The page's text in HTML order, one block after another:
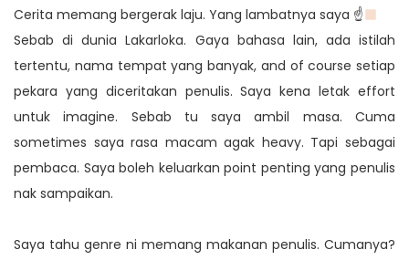
Cerita memang bergerak laju. Yang lambatnya saya ☝
Sebab di dunia Lakarloka. Gaya bahasa lain, ada istilah
tertentu, nama tempat yang banyak, and of course setiap
pekara yang diceritakan penulis. Saya kena letak effort
untuk imagine. Sebab tu saya ambil masa. Cuma
sometimes saya rasa macam agak heavy. Tapi sebagai
pembaca. Saya boleh keluarkan point penting yang penulis
nak sampaikan.
Saya tahu genre ni memang makanan penulis. Cumanya?